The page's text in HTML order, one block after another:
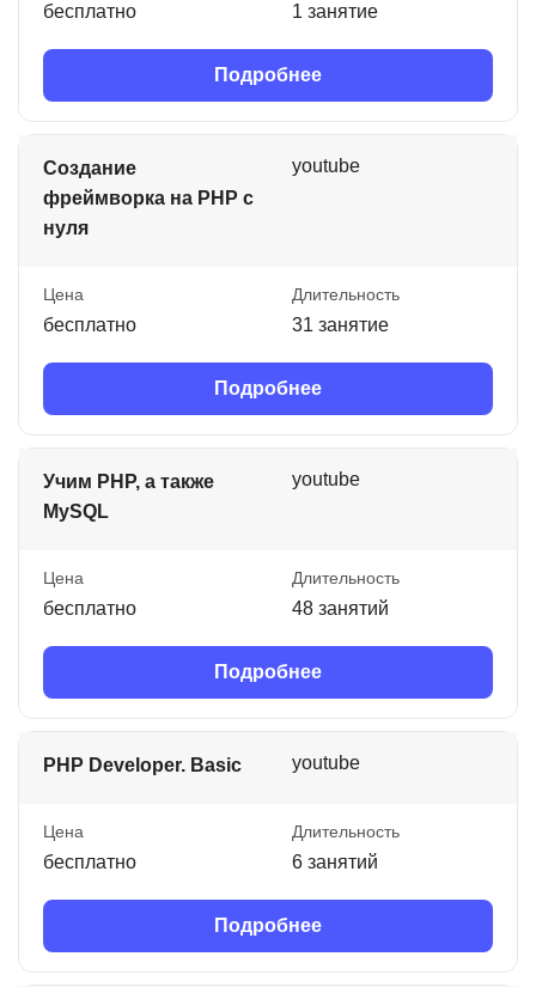
бесплатно 1 занятие
Подробнее
Создание
фреймворка на PHP с
нуля
youtube
Цена
бесплатно
Длительность
31 занятие
Подробнее
Учим PHP, а также
MySQL
youtube
Цена
бесплатно
Длительность
48 занятий
Подробнее
PHP Developer. Basic youtube
Цена
бесплатно
Длительность
6 занятий
Подробнее